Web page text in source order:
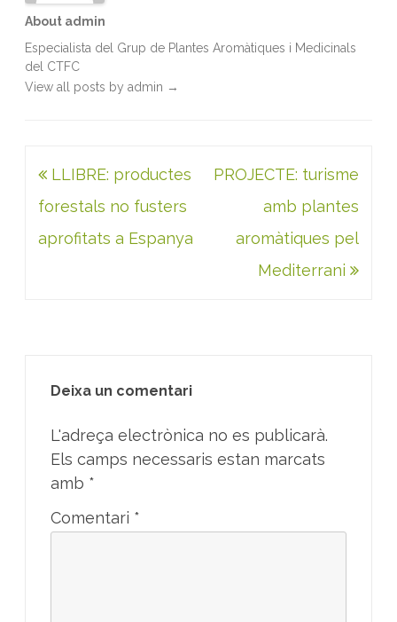
About admin
Especialista del Grup de Plantes Aromàtiques i Medicinals
del CTFC
View all posts by admin →
Navegació
d'entrades
LLIBRE: productes
forestals no fusters
aprofitats a Espanya
PROJECTE: turisme
amb plantes
aromàtiques pel
Mediterrani
Deixa un comentari
L'adreça electrònica no es publicarà.
Els camps necessaris estan marcats
amb *
Comentari *